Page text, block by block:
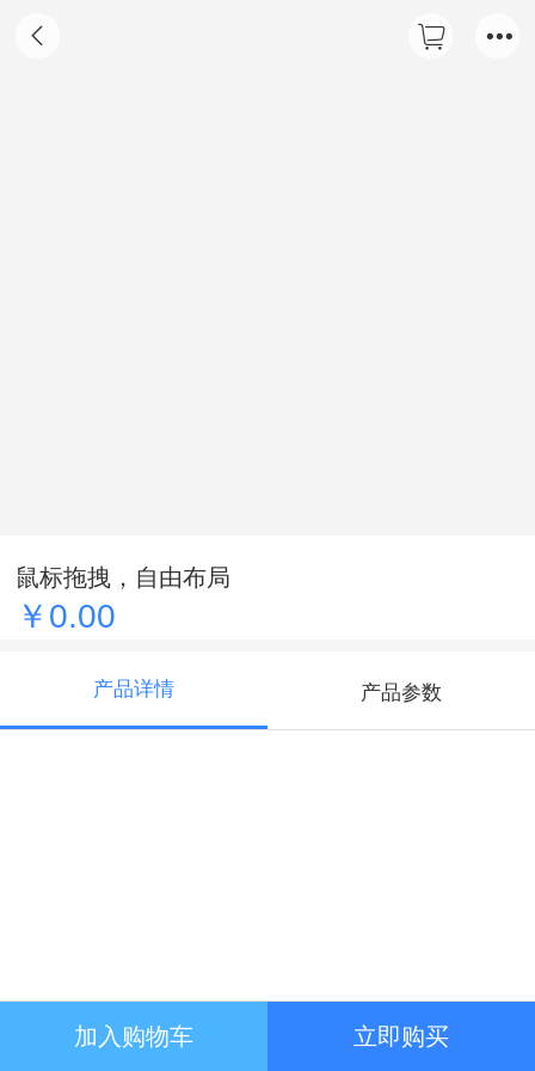
鼠标拖拽，自由布局
￥0.00
产品详情 产品参数
加入购物车 立即购买